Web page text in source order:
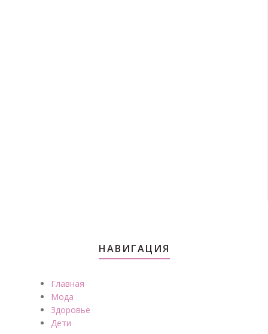
НАВИГАЦИЯ
Главная
Мода
Здоровье
Дети